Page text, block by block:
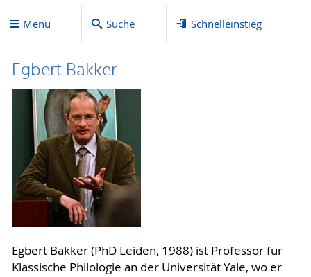
Menü Suche Schnelleinstieg
Egbert Bakker
Egbert Bakker (PhD Leiden, 1988) ist Professor für
Klassische Philologie an der Universität Yale, wo er